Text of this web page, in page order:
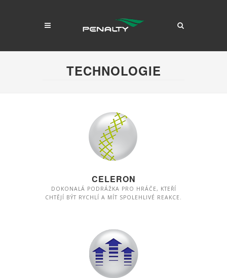
TECHNOLOGIE
CELERON
DOKONALÁ PODRÁŽKA PRO HRÁČE, KTEŘÍ
CHTĚJÍ BÝT RYCHLÍ A MÍT SPOLEHLIVÉ REAKCE.